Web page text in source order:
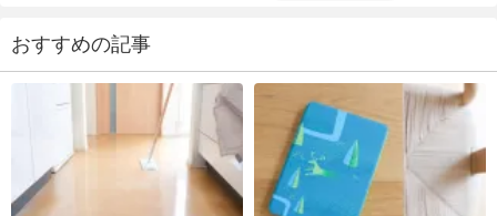
おすすめの記事